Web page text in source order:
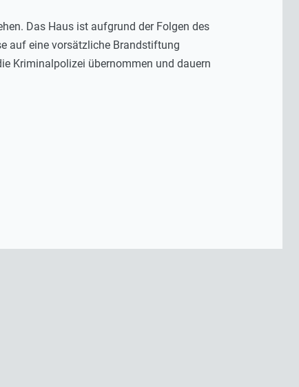
Das Haus ist aufgrund der Folgen des
auf eine vorsätzliche Brandstiftung
Kriminalpolizei übernommen und dauern